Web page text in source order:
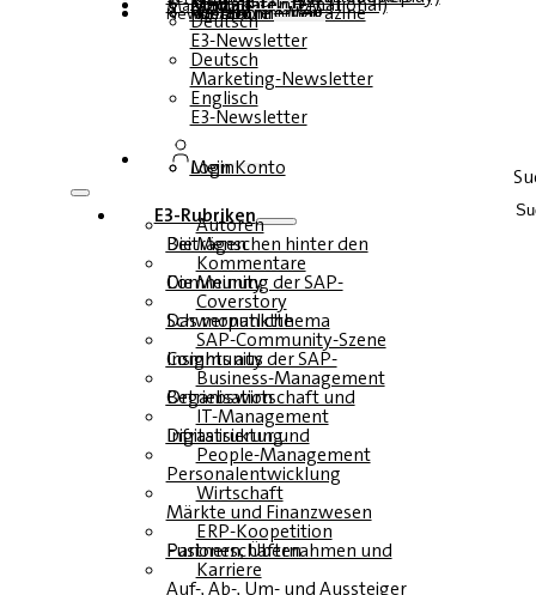
Magazin
hier abonnieren
für Abonnenten
kostenfreie Magazine
Newsletter
Deutsch
E3-Newsletter
Deutsch
Marketing-Newsletter
Englisch
E3-Newsletter
Login
Mein Konto
E3-Rubriken
Autoren
Die Menschen hinter den Beiträgen
Kommentare
Die Meinung der SAP-Community
Coverstory
Das monatliche Schwerpunktthema
SAP-Community-Szene
Insights aus der SAP-Community
Business-Management
Betriebswirtschaft und Organisation
IT-Management
Infrastruktur und Digitalisierung
People-Management
Personalentwicklung
Wirtschaft
Märkte und Finanzwesen
ERP-Koopetition
Fusionen, Übernahmen und Partnerschaften
Karriere
Auf-, Ab-, Um- und Aussteiger